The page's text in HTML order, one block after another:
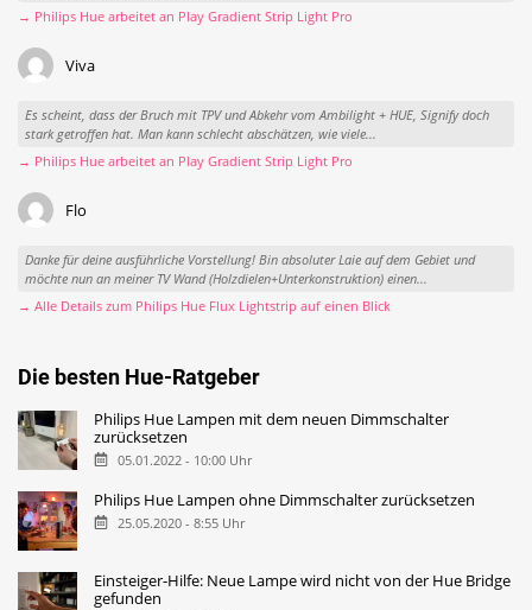
→ Philips Hue arbeitet an Play Gradient Strip Light Pro
Viva
Es scheint, dass der Bruch mit TPV und Abkehr vom Ambilight + HUE, Signify doch
stark getroffen hat. Man kann schlecht abschätzen, wie viele...
→ Philips Hue arbeitet an Play Gradient Strip Light Pro
Flo
Danke für deine ausführliche Vorstellung! Bin absoluter Laie auf dem Gebiet und
möchte nun an meiner TV Wand (Holzdielen+Unterkonstruktion) einen...
→ Alle Details zum Philips Hue Flux Lightstrip auf einen Blick
Die besten Hue-Ratgeber
Philips Hue Lampen mit dem neuen Dimmschalter
zurücksetzen
05.01.2022 - 10:00 Uhr
Philips Hue Lampen ohne Dimmschalter zurücksetzen
25.05.2020 - 8:55 Uhr
Einsteiger-Hilfe: Neue Lampe wird nicht von der Hue Bridge
gefunden